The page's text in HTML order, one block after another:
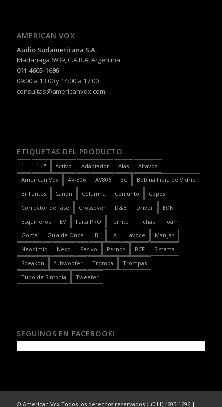
AMERICAN VOX
Audio Sudamericana S.A.
Madariaga 6939, C.A.B.A, Argentina.
011 4605-1696
09:00 a 13:00 y 14:00 a 17:00
consultas@americanvox.com
ETIQUETAS DEL PRODUCTO
1" 1.4" Activo Adaptador Alas
Altavoz
American Vox
AV-806 AV806 BC
Bobina Fibra de Vidrio
Brillantes
Canon Columna Conjunto
Copos
Corrector de Fase
Crossover D&B Driver
EON
Esquineros
EV FaitalPRO Ferrite Fichas
Foam
Goma
Guia de Onda JBL LA Lavoce
Manijas
Neodimio
Nexo Pasivo Pernos RCF
Sistema
Speakon
Subwoofer Trompa
Trompas
Tubo de Sintonia
Tweeter
SEGUINOS EN FACEBOOK!
© American Vox Todos los derechos reservados | (011) 4605-1696 |